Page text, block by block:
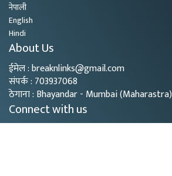
नेपाली
English
Hindi
About Us
ईमेल : breaknlinks@gmail.com
संपर्क : 703937068
ठेगाना : Bhayandar - Mumbai (Maharastra)
Connect with us